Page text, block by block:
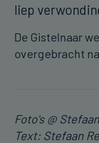
liep
De Gistelnaar
overgebracht
Foto's @
Text: Stefaan